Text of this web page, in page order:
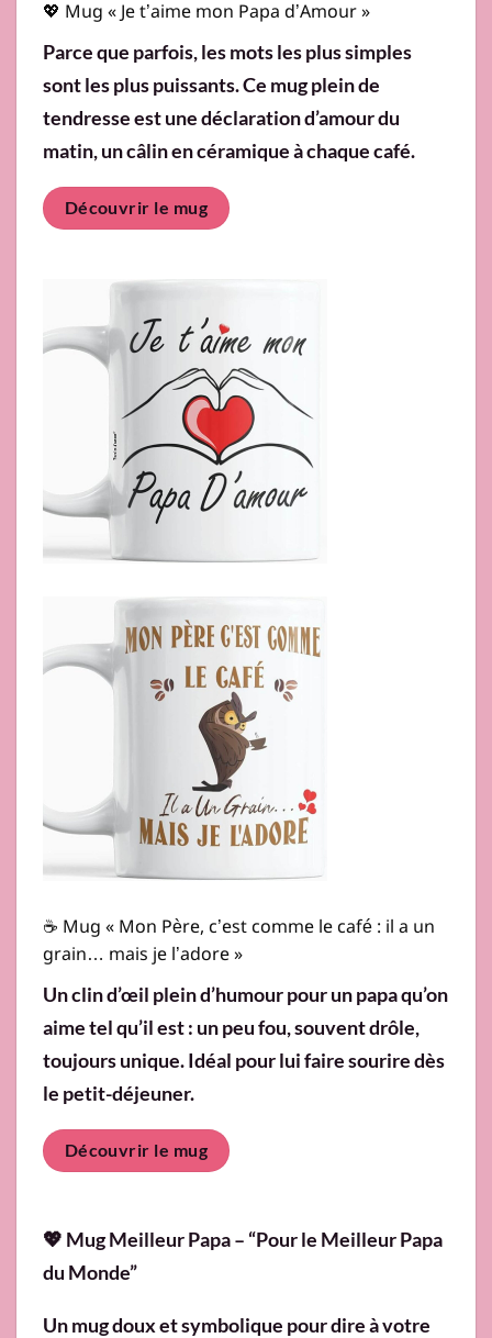
💖 Mug « Je t’aime mon Papa d’Amour »
Parce que parfois, les mots les plus simples
sont les plus puissants. Ce mug plein de
tendresse est une déclaration d’amour du
matin, un câlin en céramique à chaque café.
Découvrir le mug
☕ Mug « Mon Père, c’est comme le café : il a un
grain… mais je l’adore »
Un clin d’œil plein d’humour pour un papa qu’on
aime tel qu’il est : un peu fou, souvent drôle,
toujours unique. Idéal pour lui faire sourire dès
le petit-déjeuner.
Découvrir le mug
💖 Mug Meilleur Papa – “Pour le Meilleur Papa
du Monde”
Un mug doux et symbolique pour dire à votre